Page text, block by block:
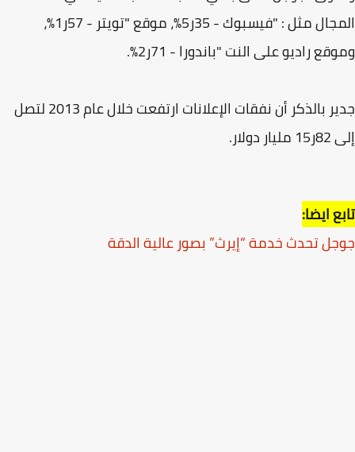
المجال مثل : "فيسبوك - 35ر5%، موقع "تويتر - 57ر1%،
راديو على النت "باندورا - 71ر2%.
جدير بالذكر أن نفقات الإعلانات ارتفعت خلال عام 2013 لتصل
ايضا:
تحدث خدمة “إيرث” بصور عالية الدقة